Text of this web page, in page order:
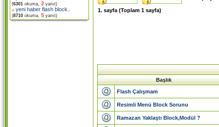
(6301 okuma, 2 yanıt)
yeni haber flash block
(8710 okuma, 5 yanıt)
1. sayfa (Toplam 1 sayfa)
Başlık
Flash Çalışmam
Resimli Menü Block Sorunu
Ramazan Yaklaştı Block,Modül ?